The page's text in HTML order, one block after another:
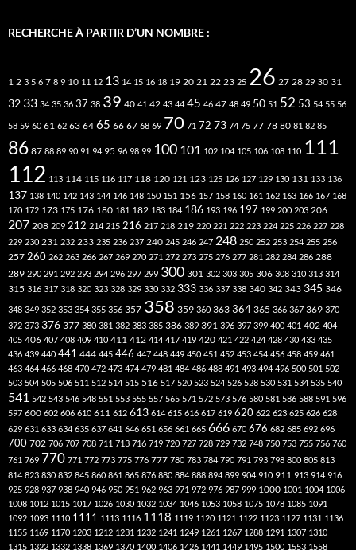
RECHERCHE À PARTIR D’UN NOMBRE :
1 2 3 5 6 7 8 9 10 11 12 13 14 15 16 18 19 20 21 22 23 25 26 27 28 29 30 31
32 33 34 35 36 37 38 39 40 41 42 43 44 45 46 47 48 49 50 51 52 53 54 55 56
58 59 60 61 62 63 64 65 66 67 68 69 70 71 72 73 74 75 77 78 80 81 82 85
86 87 88 89 90 91 94 95 96 98 99 100 101 102 104 105 106 108 110 111
112 113 114 115 116 117 118 120 121 123 125 126 127 129 130 131 133 136
137 138 140 142 143 144 146 148 150 151 156 157 158 160 161 162 163 166 167 168
170 172 173 175 176 180 181 182 183 184 186 193 196 197 199 200 203 206
207 208 209 212 214 215 216 217 218 219 220 221 222 223 224 225 226 227 228
229 230 231 232 233 235 236 237 240 245 246 247 248 250 252 253 254 255 256
257 260 262 263 266 267 269 270 271 272 273 275 276 277 281 282 284 286 288
289 290 291 292 293 294 296 297 299 300 301 302 303 305 306 308 310 313 314
315 316 317 318 320 323 328 329 330 332 333 336 337 338 340 342 343 345 346
348 349 352 353 354 355 356 357 358 359 360 363 364 365 366 367 369 370
372 373 376 377 380 381 382 383 385 386 389 391 396 397 399 400 401 402 404
405 406 407 408 409 410 411 412 414 417 419 420 421 422 424 428 430 433 435
436 439 440 441 444 445 446 447 448 449 450 451 452 453 454 456 458 459 461
463 464 466 468 470 472 473 474 479 481 484 486 488 491 493 494 496 500 501 502
503 504 505 506 511 512 514 515 516 517 520 523 524 526 528 530 531 534 535 540
541 542 543 546 548 551 553 555 557 565 571 572 573 576 580 581 586 588 591 596
597 600 602 606 610 611 612 613 614 615 616 617 619 620 622 623 625 626 628
629 631 633 634 635 637 641 646 651 656 661 665 666 670 676 682 685 692 696
700 702 706 707 708 711 713 716 719 720 727 728 729 732 748 750 753 755 756 760
761 769 770 771 772 773 775 776 777 780 783 784 790 791 793 798 800 805 813
814 823 830 832 845 860 861 865 876 880 884 888 894 899 904 910 911 913 914 916
925 928 937 938 940 946 950 951 962 963 971 972 976 987 999 1000 1001 1004 1006
1008 1012 1015 1017 1026 1030 1032 1034 1046 1053 1058 1075 1078 1085 1091
1092 1093 1110 1111 1113 1116 1118 1119 1120 1121 1122 1123 1127 1131 1136
1155 1169 1170 1203 1212 1231 1232 1241 1249 1261 1267 1288 1291 1307 1310
1315 1322 1332 1338 1369 1370 1400 1406 1426 1441 1449 1495 1500 1553 1558